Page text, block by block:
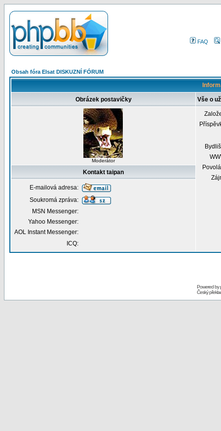
FAQ
Obsah fóra Elsat DISKUZNÍ FÓRUM
Obrázek postavičky Vše o
Moderátor
Kontakt taipan
E-mailová adresa:
Soukromá zpráva:
MSN Messenger:
Yahoo Messenger:
AOL Instant Messenger:
ICQ:
Powered by
Český